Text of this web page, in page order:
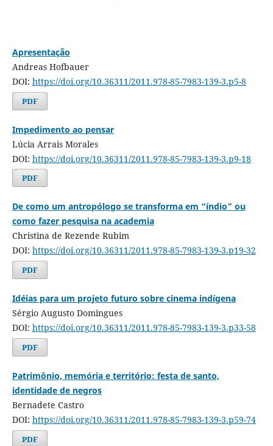
Apresentação
Andreas Hofbauer
DOI: https://doi.org/10.36311/2011.978-85-7983-139-3.p5-8
PDF
Impedimento ao pensar
Lúcia Arrais Morales
DOI: https://doi.org/10.36311/2011.978-85-7983-139-3.p9-18
PDF
De como um antropólogo se transforma em “índio” ou
como fazer pesquisa na academia
Christina de Rezende Rubim
DOI: https://doi.org/10.36311/2011.978-85-7983-139-3.p19-32
PDF
Idéias para um projeto futuro sobre cinema indígena
Sérgio Augusto Domingues
DOI: https://doi.org/10.36311/2011.978-85-7983-139-3.p33-58
PDF
Patrimônio, memória e território: festa de santo,
identidade de negros
Bernadete Castro
DOI: https://doi.org/10.36311/2011.978-85-7983-139-3.p59-74
PDF